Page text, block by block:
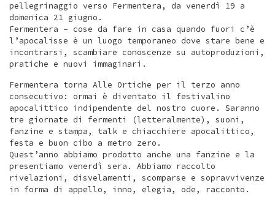
pellegrinaggio verso Fermentera, da venerdì 19 a
domenica 21 giugno.
Fermentera – cose da fare in casa quando fuori c’è
l’apocalisse è un luogo temporaneo dove stare bene e
incontrarsi, scambiare conoscenze su autoproduzioni,
pratiche e nuovi immaginari.
Fermentera torna Alle Ortiche per il terzo anno
consecutivo: ormai è diventato il festivalino
apocalittico indipendente del nostro cuore. Saranno
tre giornate di fermenti (letteralmente), suoni,
fanzine e stampa, talk e chiacchiere apocalittico,
festa e buon cibo a metro zero.
Quest’anno abbiamo prodotto anche una fanzine e la
presentiamo venerdì sera. Abbiamo raccolto
rivelazioni, disvelamenti, scomparse e sopravvivenze
in forma di appello, inno, elegia, ode, racconto.